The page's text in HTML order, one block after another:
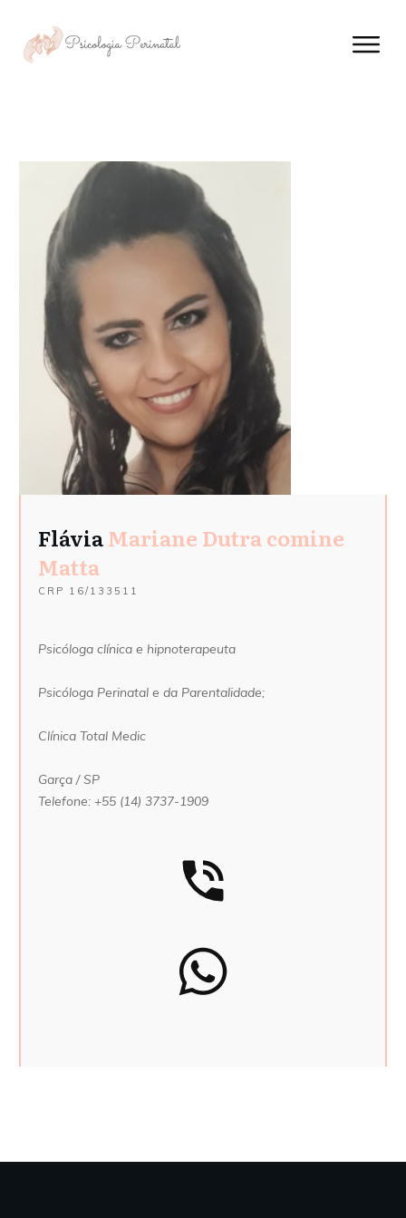
FláviaMariane Dutra comine
Matta
CRP 16/133511
Psicóloga clínica e hipnoterapeuta
Psicóloga Perinatal e da Parentalidade;
Clínica Total Medic
Garça / SP
Telefone: +55 (14) 3737-1909